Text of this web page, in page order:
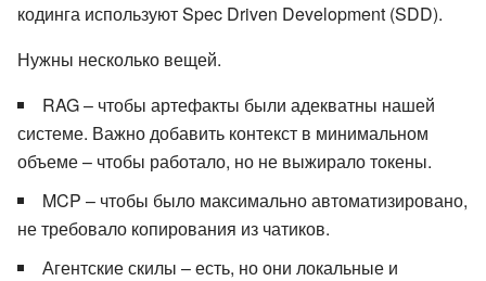
кодинга используют Spec Driven Development (SDD).
Нужны несколько вещей.
RAG – чтобы артефакты были адекватны нашей
системе. Важно добавить контекст в минимальном
объеме – чтобы работало, но не выжирало токены.
MCP – чтобы было максимально автоматизировано,
не требовало копирования из чатиков.
Агентские скилы – есть, но они локальные и